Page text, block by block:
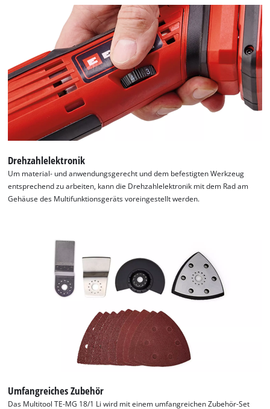
Drehzahlelektronik
Um material- und anwendungsgerecht und dem befestigten Werkzeug
entsprechend zu arbeiten, kann die Drehzahlelektronik mit dem Rad am
Gehäuse des Multifunktionsgeräts voreingestellt werden.
Umfangreiches Zubehör
Das Multitool TE-MG 18/1 Li wird mit einem umfangreichen Zubehör-Set